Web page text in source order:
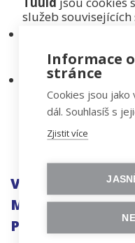
služeb
hrubých
__jid,
zapamatování
služby pro
mapování
službou
VYUŽÍVÁNÍ
MŮŽEŠ
PROHLÍŽEČI
Informace
stránce
Cookies jsou jako
dál. Souhlasíš s
Zjistit více